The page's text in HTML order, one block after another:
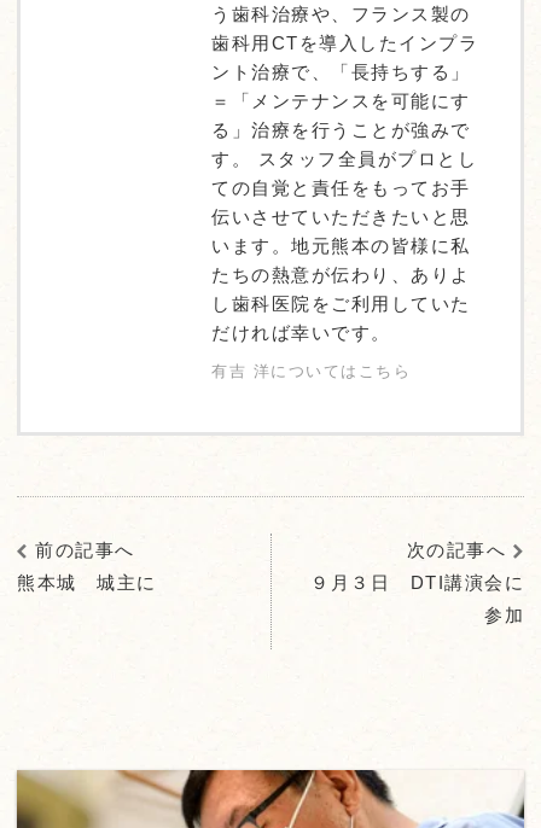
う歯科治療や、フランス製の
歯科用CTを導入したインプラ
ント治療で、「長持ちする」
＝「メンテナンスを可能にす
る」治療を行うことが強みで
す。 スタッフ全員がプロとし
ての自覚と責任をもってお手
伝いさせていただきたいと思
います。地元熊本の皆様に私
たちの熱意が伝わり、ありよ
し歯科医院をご利用していた
だければ幸いです。
有吉 洋についてはこちら
前の記事へ
熊本城 城主に
次の記事へ
９月３日 DTI講演会に
参加